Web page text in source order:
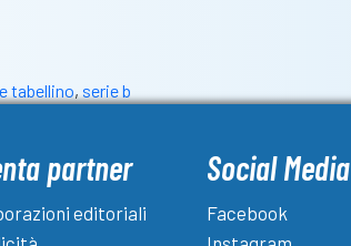
tabellino, serie b
partner
editoriali
Social Media
Facebook